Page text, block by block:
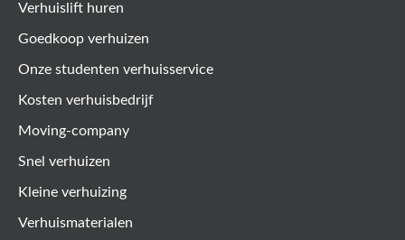
Verhuislift huren
Goedkoop verhuizen
Onze studenten verhuisservice
Kosten verhuisbedrijf
Moving-company
Snel verhuizen
Kleine verhuizing
Verhuismaterialen